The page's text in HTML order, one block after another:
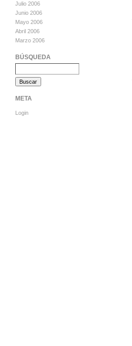
Julio 2006
Junio 2006
Mayo 2006
Abril 2006
Marzo 2006
BÚSQUEDA
META
Login